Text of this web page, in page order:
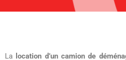
La location d’un camion de